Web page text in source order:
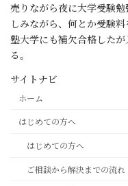
売りながら夜に大学受験
しみながら、何とか受験
塾大学にも補欠合格した
る。
サイトナビ
ホーム
はじめての方へ
はじめての方へ
ご相談から解決までの流れ